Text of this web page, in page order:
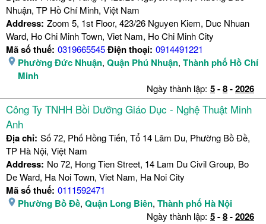
Nhuận, TP Hồ Chí Minh, Việt Nam
Address: Zoom 5, 1st Floor, 423/26 Nguyen Kiem, Duc Nhuan
Ward, Ho Chi Minh Town, Viet Nam, Ho Chi Minh City
Mã số thuế: 0319665545Điện thoại: 0914491221
Phường Đức Nhuận, Quận Phú Nhuận, Thành phố Hồ Chí
Minh
Ngày thành lập: 5-8-2026
Công Ty TNHH Bồi Dưỡng Giáo Dục - Nghệ Thuật Minh
Anh
Địa chỉ: Số 72, Phố Hồng Tiến, Tổ 14 Lâm Du, Phường Bồ Đề,
TP Hà Nội, Việt Nam
Address: No 72, Hong Tien Street, 14 Lam Du Civil Group, Bo
De Ward, Ha Noi Town, Viet Nam, Ha Noi City
Mã số thuế: 0111592471
Phường Bồ Đề, Quận Long Biên, Thành phố Hà Nội
Ngày thành lập: 5-8-2026